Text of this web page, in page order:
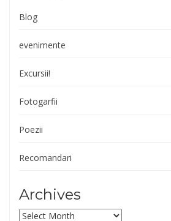
Blog
evenimente
Excursii!
Fotogarfii
Poezii
Recomandari
Archives
Archives